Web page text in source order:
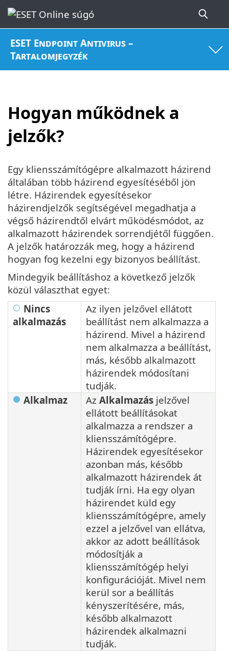
ESET Endpoint Antivirus –
Tartalomjegyzék
Hogyan működnek a
jelzők?
Egy kliensszámítógépre alkalmazott házirend
általában több házirend egyesítéséből jön
létre. Házirendek egyesítésekor
házirendjelzők segítségével megadhatja a
végső házirendtől elvárt működésmódot, az
alkalmazott házirendek sorrendjétől függően.
A jelzők határozzák meg, hogy a házirend
hogyan fog kezelni egy bizonyos beállítást.
Mindegyik beállításhoz a következő jelzők
közül választhat egyet:
Nincs
alkalmazás
Az ilyen jelzővel ellátott
beállítást nem alkalmazza a
házirend. Mivel a házirend
nem alkalmazza a beállítást,
más, később alkalmazott
házirendek módosítani
tudják.
Alkalmaz
Az Alkalmazás jelzővel
ellátott beállításokat
alkalmazza a rendszer a
kliensszámítógépre.
Házirendek egyesítésekor
azonban más, később
alkalmazott házirendek át
tudják írni. Ha egy olyan
házirendet küld egy
kliensszámítógépre, amely
ezzel a jelzővel van ellátva,
akkor az adott beállítások
módosítják a
kliensszámítógép helyi
konfigurációját. Mivel nem
kerül sor a beállítás
kényszerítésére, más,
később alkalmazott
házirendek alkalmazni
tudják.